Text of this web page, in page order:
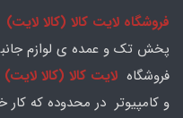
فروشگاه لایت کالا (کالا لایت)
پخش تک و عمده ی لوازم
فروشگاه لایت کالا (کالا لایت)